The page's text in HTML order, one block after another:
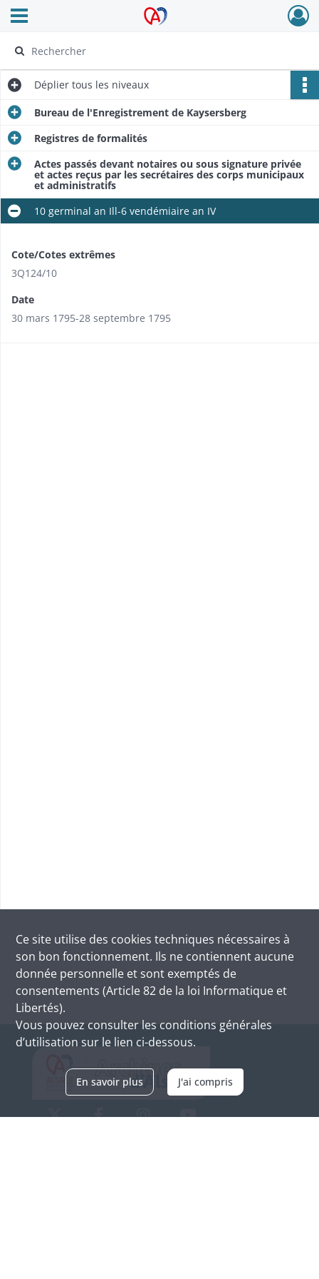
Archives Alsace - Colmar
Ouvrir le menu déroulant
Déplier tous les niveaux
Bureau de l'Enregistrement de Kaysersberg
Registres de formalités
Actes passés devant notaires ou sous signature privée
et actes reçus par les secrétaires des corps municipaux
et administratifs
10 germinal an Ill-6 vendémiaire an IV
Cote/Cotes extrêmes
3Q124/10
Date
30 mars 1795-28 septembre 1795
Ce site utilise des cookies techniques nécessaires à
son bon fonctionnement. Ils ne contiennent aucune
donnée personnelle et sont exemptés de
consentements (Article 82 de la loi Informatique et
Libertés).
Vous pouvez consulter les conditions générales
d’utilisation sur le lien ci-dessous.
En savoir plus J'ai compris